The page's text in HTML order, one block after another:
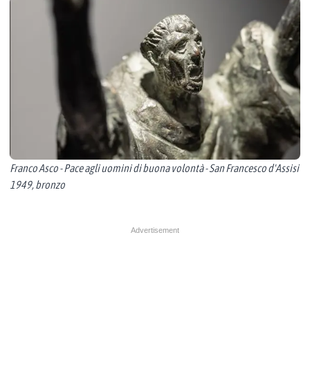
Franco Asco - Pace agli uomini di buona volontà - San Francesco d'Assisi
1949, bronzo